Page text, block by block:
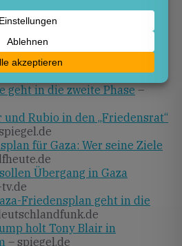
geht in die zweite Phase–
Rubio in den „Friedensrat“
für Gaza: Wer seine Ziele
Übergang in Gaza
Friedensplan geht in die
holt Tony Blair in
– spiegel.de